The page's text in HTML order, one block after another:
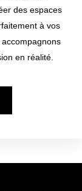
des espaces
à vos
accompagnons
en réalité.